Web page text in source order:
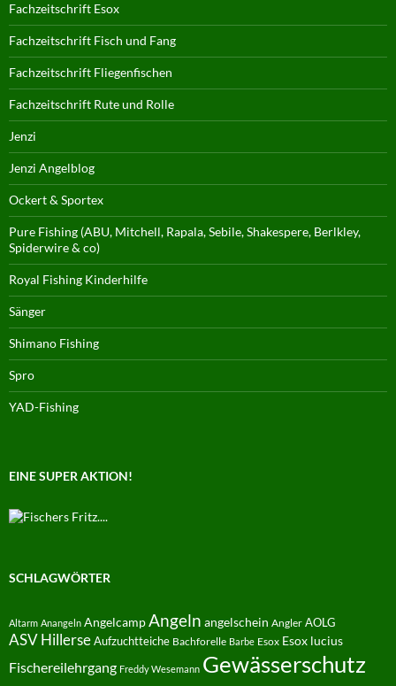
Fachzeitschrift Esox
Fachzeitschrift Fisch und Fang
Fachzeitschrift Fliegenfischen
Fachzeitschrift Rute und Rolle
Jenzi
Jenzi Angelblog
Ockert & Sportex
Pure Fishing (ABU, Mitchell, Rapala, Sebile, Shakespere, Berlkley,
Spiderwire & co)
Royal Fishing Kinderhilfe
Sänger
Shimano Fishing
Spro
YAD-Fishing
EINE SUPER AKTION!
SCHLAGWÖRTER
Altarm Anangeln AngelcampAngeln angelschein Angler AOLG
ASV HillerseAufzuchtteiche Bachforelle Barbe Esox Esox lucius
Fischereilehrgang Freddy Wesemann Gewässerschutz